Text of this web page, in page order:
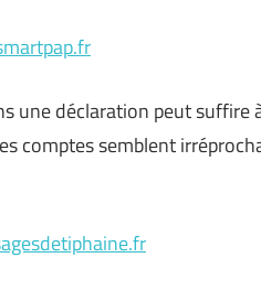
une déclaration peut
comptes semblent